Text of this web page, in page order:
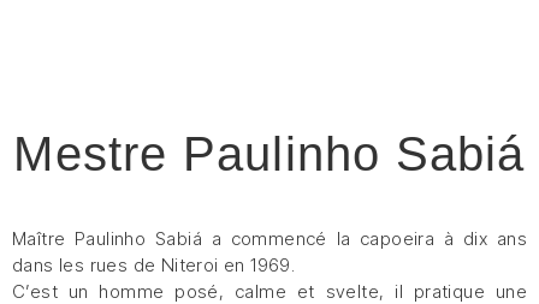
Mestre Paulinho Sabiá
Maître Paulinho Sabiá a commencé la capoeira à dix ans
dans les rues de Niteroi en 1969.
C’est un homme posé, calme et svelte, il pratique une